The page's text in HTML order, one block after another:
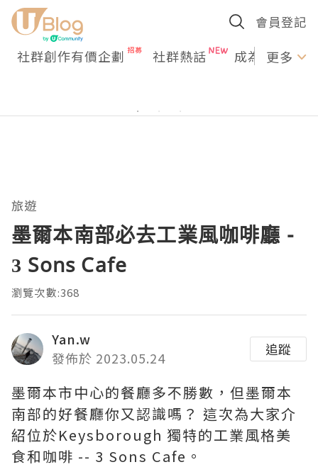
會員登記
社群創作有價企劃 社群熱話 成為U更多
旅遊
墨爾本南部必去工業風咖啡廳 -
3 Sons Cafe
瀏覽次數:368
Yan.w
發佈於 2023.05.24
追蹤
墨爾本市中心的餐廳多不勝數，但墨爾本
南部的好餐廳你又認識嗎？ 這次為大家介
紹位於Keysborough 獨特的工業風格美
食和咖啡 -- 3 Sons Cafe。